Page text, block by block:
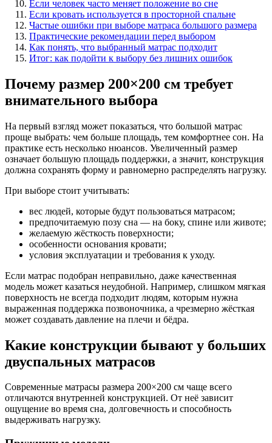
Если человек часто меняет положение во сне
Если кровать используется в просторной спальне
Частые ошибки при выборе матраса большого размера
Практические рекомендации перед выбором
Как понять, что выбранный матрас подходит
Итог: как подойти к выбору без лишних ошибок
Почему размер 200×200 см требует
внимательного выбора
На первый взгляд может показаться, что большой матрас
проще выбрать: чем больше площадь, тем комфортнее сон. На
практике есть несколько нюансов. Увеличенный размер
означает большую площадь поддержки, а значит, конструкция
должна сохранять форму и равномерно распределять нагрузку.
При выборе стоит учитывать:
вес людей, которые будут пользоваться матрасом;
предпочитаемую позу сна — на боку, спине или животе;
желаемую жёсткость поверхности;
особенности основания кровати;
условия эксплуатации и требования к уходу.
Если матрас подобран неправильно, даже качественная
модель может казаться неудобной. Например, слишком мягкая
поверхность не всегда подходит людям, которым нужна
выраженная поддержка позвоночника, а чрезмерно жёсткая
может создавать давление на плечи и бёдра.
Какие конструкции бывают у больших
двуспальных матрасов
Современные матрасы размера 200×200 см чаще всего
отличаются внутренней конструкцией. От неё зависит
ощущение во время сна, долговечность и способность
выдерживать нагрузку.